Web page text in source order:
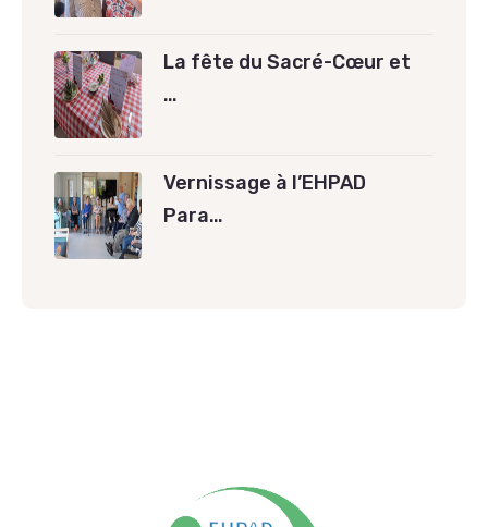
La fête du Sacré-Cœur et
…
Vernissage à l’EHPAD
Para…